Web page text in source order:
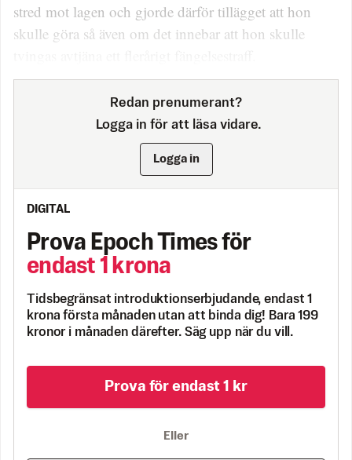
stred mot lagen och gjorde därför tillägget att hon
skulle göra så även om det innebar att hon skulle
Redan prenumerant?
Logga in för att läsa vidare.
Logga in
DIGITAL
Prova Epoch Times för
endast 1 krona
Tidsbegränsat introduktionserbjudande, endast 1
krona första månaden utan att binda dig! Bara 199
kronor i månaden därefter. Säg upp när du vill.
Prova för endast 1 kr
Eller